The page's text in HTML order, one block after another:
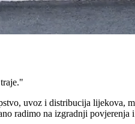
"
uvoz i distribucija lijekova,
radimo na izgradnji povjerenja